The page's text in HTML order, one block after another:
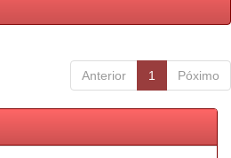
Anterior 1 Póximo